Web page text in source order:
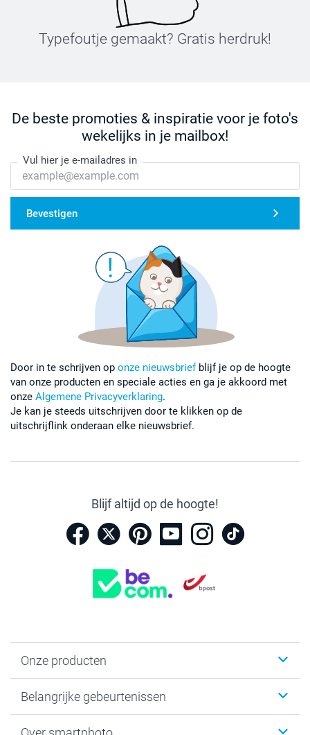
Typefoutje gemaakt? Gratis herdruk!
De beste promoties & inspiratie voor je foto's
wekelijks in je mailbox!
Vul hier je e-mailadres in
Bevestigen
Door in te schrijven op onze nieuwsbrief blijf je op de hoogte
van onze producten en speciale acties en ga je akkoord met
onze Algemene Privacyverklaring.
Je kan je steeds uitschrijven door te klikken op de
uitschrijflink onderaan elke nieuwsbrief.
Blijf altijd op de hoogte!
Onze producten
Fotogeschenken
Belangrijke gebeurtenissen